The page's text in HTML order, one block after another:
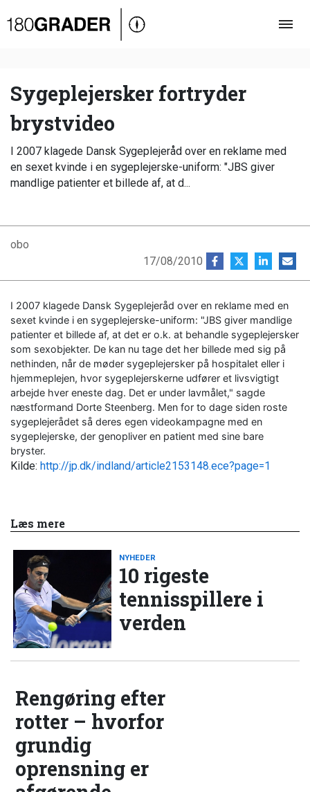
Oversigt
Debat
Video
Podcast
Sygeplejersker fortryder
brystvideo
I 2007 klagede Dansk Sygeplejeråd over en reklame med
en sexet kvinde i en sygeplejerske-uniform: "JBS giver
mandlige patienter et billede af, at d...
obo
17/08/2010
I 2007 klagede Dansk Sygeplejeråd over en reklame med en
sexet kvinde i en sygeplejerske-uniform: "JBS giver mandlige
patienter et billede af, at det er o.k. at behandle sygeplejersker
som sexobjekter. De kan nu tage det her billede med sig på
nethinden, når de møder sygeplejersker på hospitalet eller i
hjemmeplejen, hvor sygeplejerskerne udfører et livsvigtigt
arbejde hver eneste dag. Det er under lavmålet," sagde
næstformand Dorte Steenberg. Men for to dage siden roste
sygeplejerådet så deres egen videokampagne med en
sygeplejerske, der genopliver en patient med sine bare
bryster.
Kilde: http://jp.dk/indland/article2153148.ece?page=1
Læs mere
NYHEDER
10 rigeste
tennisspillere i
verden
Rengøring efter
rotter – hvorfor
grundig
oprensning er